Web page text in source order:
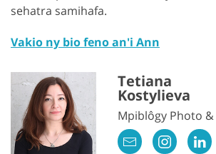
sehatra samihafa.
Vakio ny bio feno an'i Ann
Tetiana
Kostylieva
Mpiblôgy Photo